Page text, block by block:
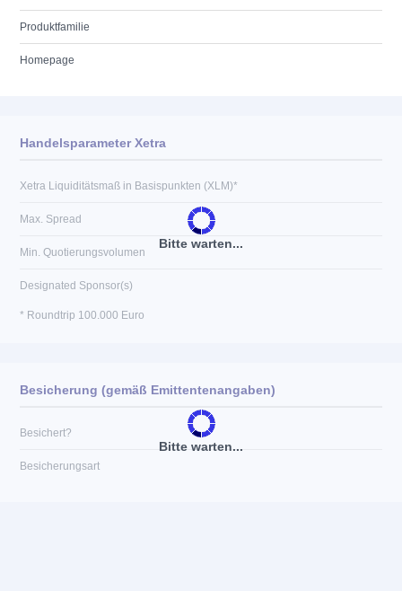
Produktfamilie
Homepage
Bitte warten...
Handelsparameter Xetra
Xetra Liquiditätsmaß in Basispunkten (XLM)*
Max. Spread
Min. Quotierungsvolumen
Designated Sponsor(s)
* Roundtrip 100.000 Euro
Bitte warten...
Besicherung (gemäß Emittentenangaben)
Besichert?
Besicherungsart